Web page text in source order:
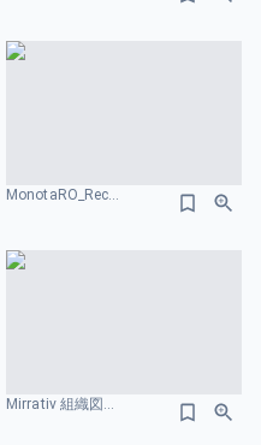
MonotaRO_Recruiting Deck_for Enginees 組織図のスライドデザイン
Mirrativ 組織図のスライドデザイン